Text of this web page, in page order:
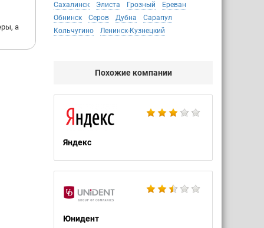
Сахалинск
Элиста Грозный
Ереван
Обнинск
Серов Дубна
Сарапул
Кольчугино
Ленинск-Кузнецкий
Похожие компании
Яндекс
Юнидент
а